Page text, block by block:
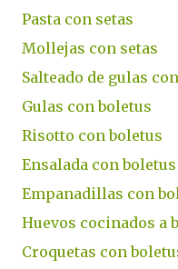
Pasta con setas
Mollejas con setas
Salteado de gulas
Gulas con boletus
Risotto con boletus
Ensalada con boletus
Empanadillas con
Huevos cocinados a
Croquetas con